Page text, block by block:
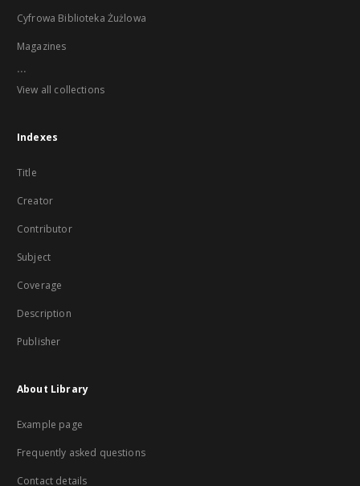
Cyfrowa Biblioteka Żużlowa
Magazines
...
View all collections
Indexes
Title
Creator
Contributor
Subject
Coverage
Description
Publisher
About Library
Example page
Frequently asked questions
Contact details